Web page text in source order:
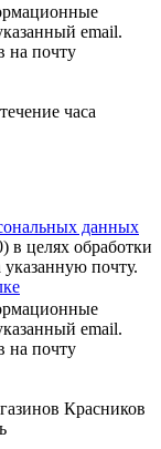
email.
на почту
часа
данных
целях обработки
почту.
email.
на почту
Красников